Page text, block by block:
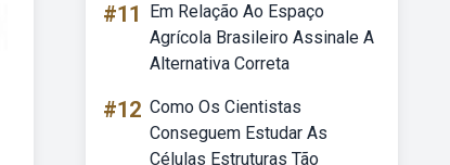
#11
Em Relação Ao Espaço
Agrícola Brasileiro Assinale A
Alternativa Correta
#12 Como Os Cientistas
Conseguem Estudar As
Células Estruturas Tão